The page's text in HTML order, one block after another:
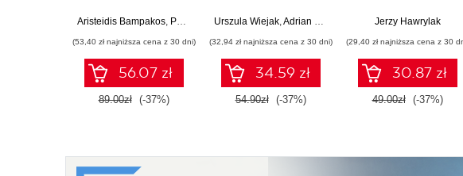
webowych z użyciem
15. Wydanie IV
Aristeidis Bampakos, Pablo Deeleman
(53,40 zł najniższa cena z 30 dni)
56.07 zł
89.00zł (-37%)
zaawansowany.
Urszula Wiejak,Adrian Wojciechowski
(32,94 zł najniższa cena z 30 dni)
34.59 zł
54.90zł (-37%)
Jerzy Hawrylak
(29,40 zł najniższa cena z 30
30.87 zł
49.00zł (-37%)